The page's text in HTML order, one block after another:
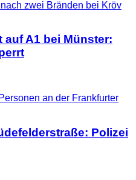
A1 bei Münster:
Polizei